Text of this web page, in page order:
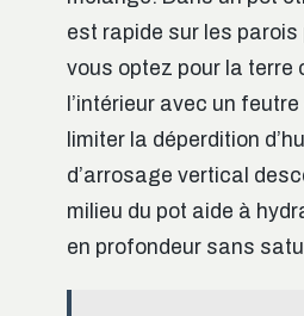
est rapide sur les parois
vous optez pour la terre
l’intérieur avec un
limiter la déperdition
d’arrosage vertical
milieu du pot aide à
en profondeur sans